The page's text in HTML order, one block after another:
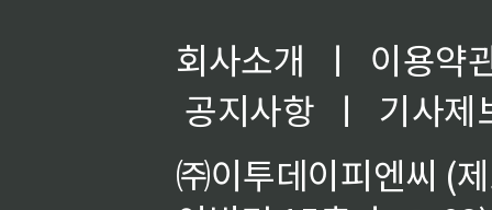
회사소개 ㅣ
이용약
공지사항
ㅣ
기사제
㈜이투데이피엔씨 (